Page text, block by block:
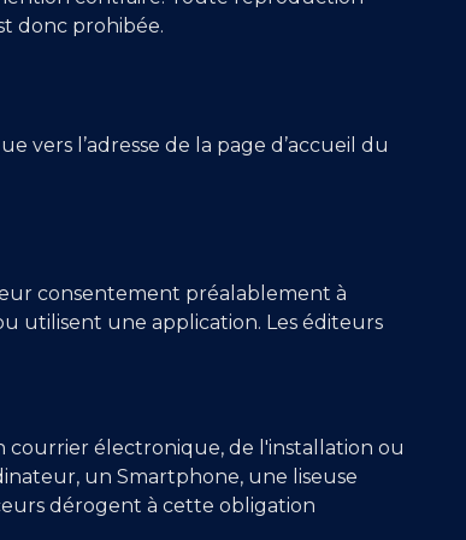
donc prohibée.
vers l’adresse de la page d’accueil du
consentement préalablement à
utilisent une application. Les éditeurs
courrier électronique, de l'installation ou
un Smartphone, une liseuse
dérogent à cette obligation